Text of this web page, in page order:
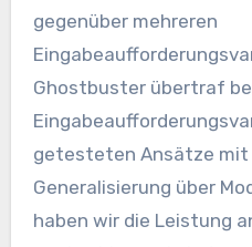
gegenüber mehreren
Ghostbuster übertraf
getesteten Ansätze mit
Generalisierung über
haben wir die Leistung